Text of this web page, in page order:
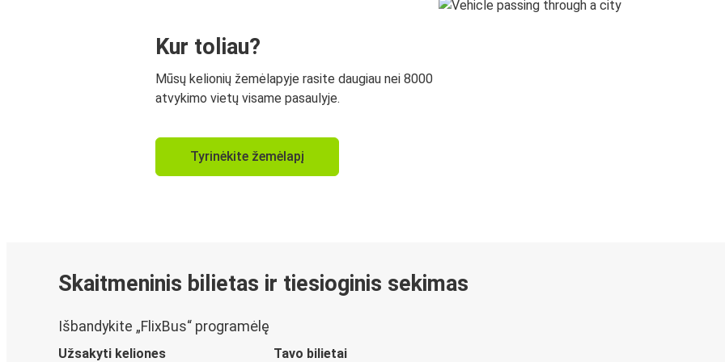
Kur toliau?
Mūsų kelionių žemėlapyje rasite daugiau nei 8000
atvykimo vietų visame pasaulyje.
Tyrinėkite žemėlapį
Skaitmeninis bilietas ir tiesioginis sekimas
Išbandykite „FlixBus“ programėlę
Užsakyti keliones Tavo bilietai